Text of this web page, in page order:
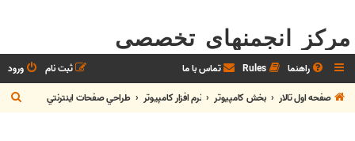
مرکز انجمنهای تخصصی
راهنما Rules تماس با ما ورود
ثبت نام
صفحه اول تالار
بخش كامپيوتر نرم افزار كامپيوتر طراحي صفحات اينترنتي
س